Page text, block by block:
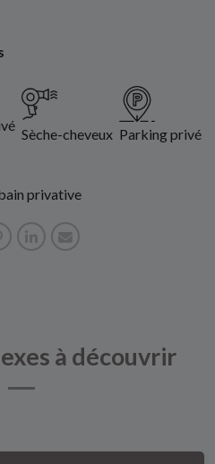
Sèche-cheveux Parking privé
privative
à découvrir